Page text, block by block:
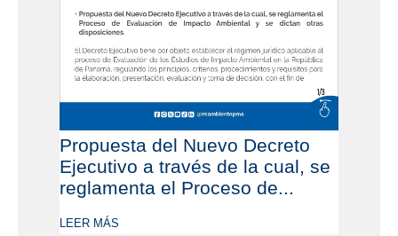
Propuesta del Nuevo Decreto
Ejecutivo a través de la cual, se
reglamenta el Proceso de...
LEER MÁS